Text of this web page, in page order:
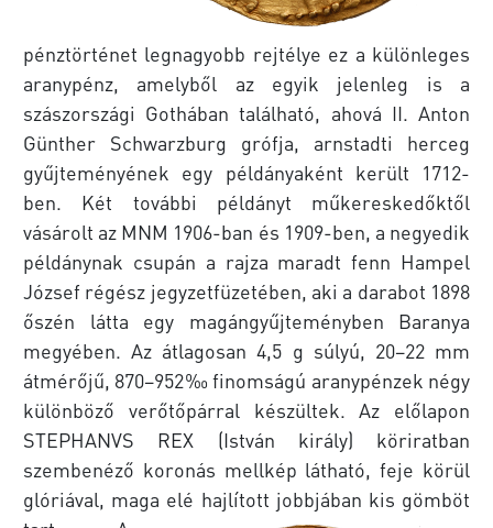
pénztörténet legnagyobb rejtélye ez a különleges
aranypénz, amelyből az egyik jelenleg is a
szászországi Gothában található, ahová II. Anton
Günther Schwarzburg grófja, arnstadti herceg
gyűjteményének egy példányaként került 1712-
ben. Két további példányt műkereskedőktől
vásárolt az MNM 1906-ban és 1909-ben, a negyedik
példánynak csupán a rajza maradt fenn Hampel
József régész jegyzetfüzetében, aki a darabot 1898
őszén látta egy magángyűjteményben Baranya
megyében. Az átlagosan 4,5 g súlyú, 20–22 mm
átmérőjű, 870–952‰ finomságú aranypénzek négy
különböző verőtőpárral készültek. Az előlapon
STEPHANVS REX (István király) köriratban
szembenéző koronás mellkép látható, feje körül
glóriával, maga elé hajlított jobbjában kis gömböt